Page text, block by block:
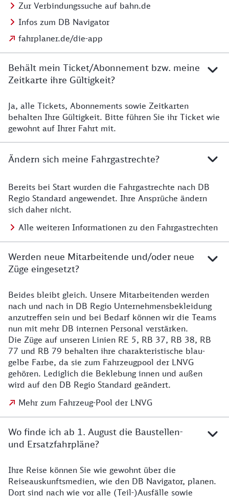
Zur Verbindungssuche auf bahn.de
Infos zum DB Navigator
fahrplaner.de/die-app
Behält mein Ticket/Abonnement bzw. meine
Zeitkarte ihre Gültigkeit?
Details zur Zeitkarte
Ja, alle Tickets, Abonnements sowie Zeitkarten
behalten Ihre Gültigkeit. Bitte führen Sie ihr Ticket wie
gewohnt auf Ihrer Fahrt mit.
Ändern sich meine Fahrgastrechte?
Details zu Fahrgastrechten
Bereits bei Start wurden die Fahrgastrechte nach DB
Regio Standard angewendet. Ihre Ansprüche ändern
sich daher nicht.
Alle weiteren Informationen zu den Fahrgastrechten
Werden neue Mitarbeitende und/oder neue
Züge eingesetzt?
Details zu den Mitarbeitenden
Beides bleibt gleich. Unsere Mitarbeitenden werden
nach und nach in DB Regio Unternehmensbekleidung
anzutreffen sein und bei Bedarf können wir die Teams
nun mit mehr DB internen Personal verstärken.
Die Züge auf unseren Linien RE 5, RB 37, RB 38, RB
77 und RB 79 behalten ihre charakteristische blau-
gelbe Farbe, da sie zum Fahrzeugpool der LNVG
gehören. Lediglich die Beklebung innen und außen
wird auf den DB Regio Standard geändert.
Mehr zum Fahrzeug-Pool der LNVG
Wo finde ich ab 1. August die Baustellen-
und Ersatzfahrpläne?
Details zu Baustelle
Ihre Reise können Sie wie gewohnt über die
Reiseauskunftsmedien, wie den DB Navigator, planen.
Dort sind nach wie vor alle (Teil-)Ausfälle sowie